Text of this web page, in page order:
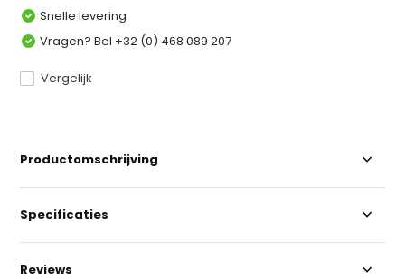
Snelle levering
Vragen? Bel +32 (0) 468 089 207
Vergelijk
Productomschrijving
Specificaties
Reviews